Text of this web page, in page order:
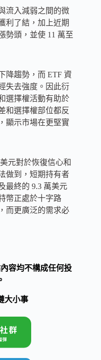
流入減弱之間的微
利了結，加上近期
勢頭，並使 11 萬至
降趨勢，而 ETF 資
失去強度。因此衍
選擇權活動有助於
和選擇權部位都反
顯示市場在更堅實
元對於恢復信心和
做到，短期持有者
最終的 9.3 萬美元
幣正處於十字路
而更廣泛的需求必
容均不構成任何投
大小事